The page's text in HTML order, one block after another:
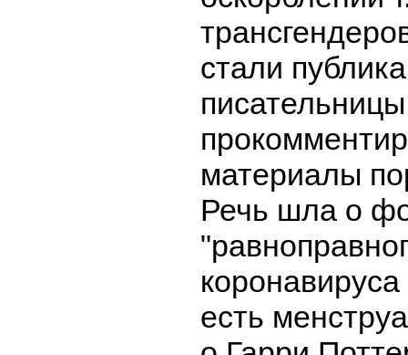
стали
материалы
Речь шла о
коронавируса
есть